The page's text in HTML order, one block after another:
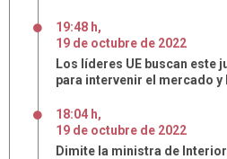
19:48 h,
19 de octubre de 2022
Los líderes UE buscan este
para intervenir el mercado
18:04 h,
19 de octubre de 2022
Dimite la ministra de